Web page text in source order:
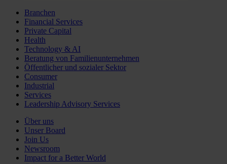
Branchen
Financial Services
Private Capital
Health
Technology & AI
Beratung von Familienunternehmen
Öffentlicher und sozialer Sektor
Consumer
Industrial
Services
Leadership Advisory Services
Über uns
Unser Board
Join Us
Newsroom
Impact for a Better World